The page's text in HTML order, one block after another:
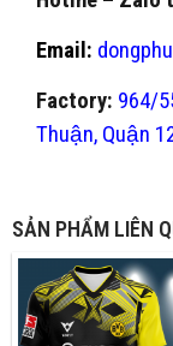
Email:
Factory: 964/
Thuận, Quận
SẢN PHẨM LIÊN